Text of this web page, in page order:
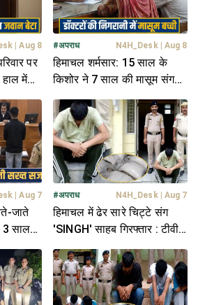
Aug 8
पर
में
#अपराध N4H_Desk| Aug 8
हिमाचल शर्मसार: 15 साल के
किशोर ने 7 साल की मासूम संग
की नीचता, पुलिस कर रही तलाश
Aug 7
जाते
3 साल
#अपराध N4H_Desk| Aug 7
हिमाचल में ढेर सारे चिट्टे संग
'SINGH' साहब गिरफ्तार : टीवी
के स्पीकर में छिपाई थी खेप